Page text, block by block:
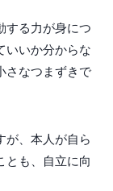
する力が身につ
いいか分からな
さなつまずきで
が、本人が自ら
とも、自立に向